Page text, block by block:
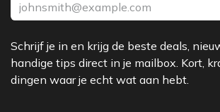
Schrijf je in en krijg de beste deals,
handige tips direct in je mailbox. Kort,
dingen waar je echt wat aan hebt.